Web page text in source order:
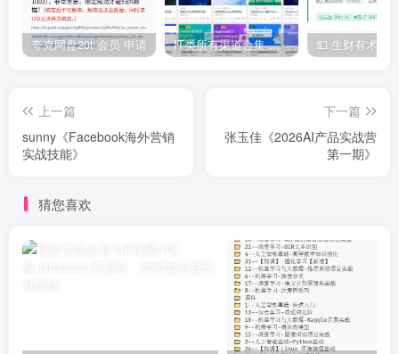
夸克网盘20t 会员 申请 IT类所有渠道合集 持续日更，目前近四千多条资源 年费用户微信私信获取权限
上一篇
sunny《Facebook海外营销
实战技能》
下一篇
张玉佳《2026AI产品实战营
第一期》
猜您喜欢